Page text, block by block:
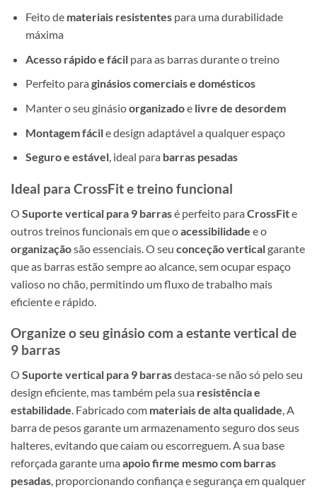
Feito de materiais resistentespara uma durabilidade
máxima
Acesso rápido e fácilpara as barras durante o treino
Perfeito para ginásios comerciais e domésticos
Manter o seu ginásioorganizadoe livre de desordem
Montagem fácile design adaptável a qualquer espaço
Seguro e estável, ideal para barras pesadas
Ideal para CrossFit e treino funcional
O Suporte vertical para 9 barrasé perfeito para CrossFite
outros treinos funcionais em que oacessibilidade e o
organizaçãosão essenciais. O seu conceção verticalgarante
que as barras estão sempre ao alcance, sem ocupar espaço
valioso no chão, permitindo um fluxo de trabalho mais
eficiente e rápido.
Organize o seu ginásio com a estante vertical de
9 barras
O Suporte vertical para 9 barrasdestaca-se não só pelo seu
design eficiente, mas também pela sua resistência e
estabilidade. Fabricado com materiais de alta qualidade, A
barra de pesos garante um armazenamento seguro dos seus
halteres, evitando que caiam ou escorreguem. A sua base
reforçada garante uma apoio firme mesmo com barras
pesadas, proporcionando confiança e segurança em qualquer